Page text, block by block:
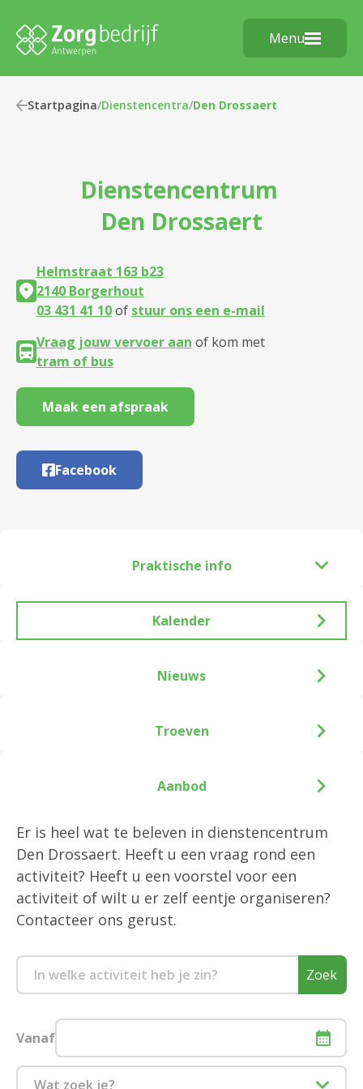
Menu
Startpagina/Dienstencentra/Den Drossaert
Dienstencentrum
Den Drossaert
Helmstraat 163 b23
2140 Borgerhout
03 431 41 10of stuur ons een e-mail
Vraag jouw vervoer aan of kom met
tram of bus
Maak een afspraak
Facebook
Praktische info
Kalender
Er is heel wat te beleven in dienstencentrum
Den Drossaert. Heeft u een vraag rond een
activiteit? Heeft u een voorstel voor een
activiteit of wilt u er zelf eentje organiseren?
Contacteer ons gerust.
Zoek
Vanaf
Wat zoek je?
Nieuws
Troeven
Aanbod